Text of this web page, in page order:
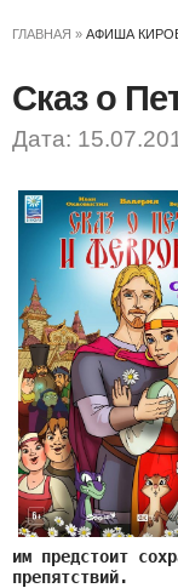
ГЛАВНАЯ » АФИША
Сказ о
Дата:
им предстоит
препятствий.